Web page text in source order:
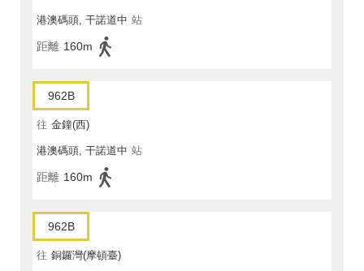
港澳碼頭, 干諾道中 站
距離 160m
962B
往 金鐘(西)
港澳碼頭, 干諾道中 站
距離 160m
962B
往 銅鑼灣(摩頓臺)